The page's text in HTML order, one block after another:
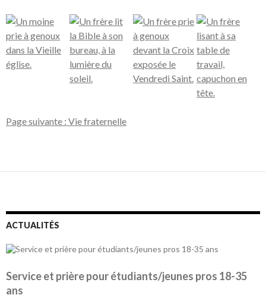
Page suivante : Vie fraternelle
ACTUALITÉS
Service et prière pour étudiants/jeunes pros 18-35
ans